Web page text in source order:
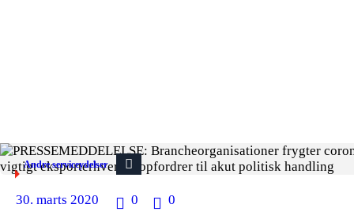
Andre serviceydelser
30. marts 2020 0 0